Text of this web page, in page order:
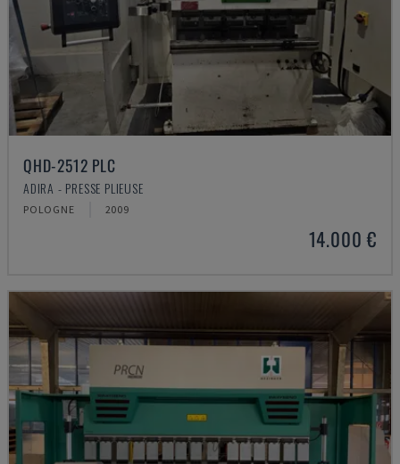
QHD-2512 PLC
ADIRA - PRESSE PLIEUSE
POLOGNE 2009
14.000 €